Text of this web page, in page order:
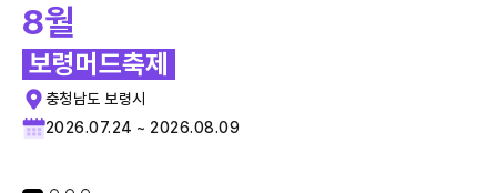
8월
보령머드축제
충청남도 보령시
2026.07.24 ~ 2026.08.09